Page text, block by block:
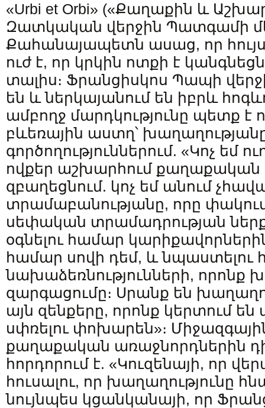
«Urbi et Orbi» («Քաղաքին և
Զատկական վերջին Պատգամի
Քահանայապետն ասաց, որ
ուժ է, որ կրկին ոտքի է
տալիս։ Ֆրանցիսկոս Պապի
են և ներկայանում են իբրև
ամբողջ մարդկությունը պետք է
բևեռային աստղ՝
գործողություններում. «Կոչ եմ
ովքեր աշխարհում քաղաքական
զբաղեցնում. կոչ եմ անում
տրամաբանությանը, որը փակում
սեփական տրամադրության
օգնելու համար
համար սովի դեմ, և նպաստելու
նախաձեռնությունների, որոնք
զարգացումը։ Սրանք են
այն զենքերը, որոնք կերտում
սփռելու փոխարեն»։
քաղաքական առաջնորդներին
հորդորում է. «Կուզենայի, որ
հուսալու, որ խաղաղությունը
նույնպես կցանկանայի, որ